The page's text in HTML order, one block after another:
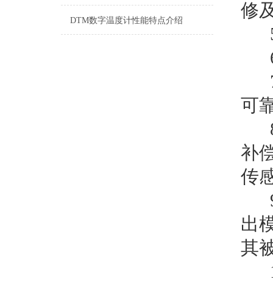
DTM数字温度计性能特点介绍
修
可
补
传
出
其